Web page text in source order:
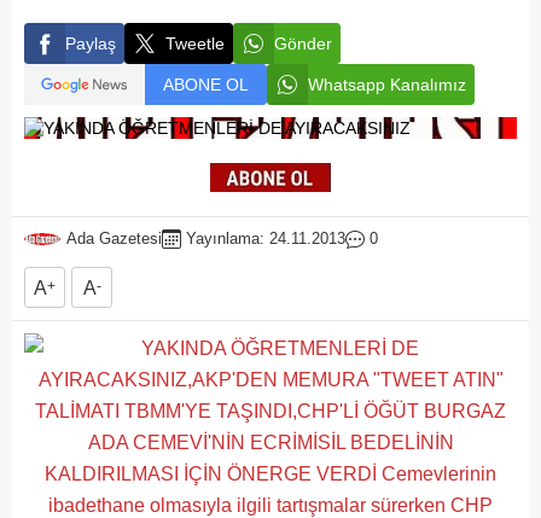
Paylaş Tweetle Gönder
ABONE OL Whatsapp Kanalımız
Ada Gazetesi Yayınlama: 24.11.2013 0
A+ A-